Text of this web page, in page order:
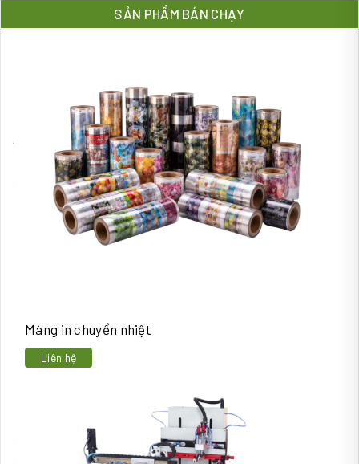
SẢN PHẨM BÁN CHẠY
Màng in chuyển nhiệt
Liên hệ